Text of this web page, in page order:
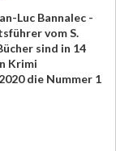
Luc Bannalec -
vom S.
sind in 14
Krimi
die Nummer 1